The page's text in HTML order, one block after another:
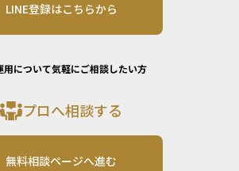
LINE登録はこちらから
用について気軽にご相談したい方
プロへ相談する
無料相談ページへ進む